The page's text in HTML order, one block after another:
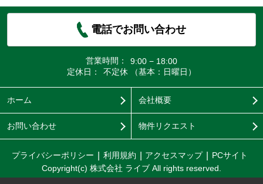
電話でお問い合わせ
営業時間：
9:00 − 18:00
定休日：
不定休 （基本：日曜日）
ホーム 会社概要
お問い合わせ 物件リクエスト
プライバシーポリシー 利用規約 アクセスマップ
PCサイト
Copyright(c) 株式会社 ライブ All rights reserved.